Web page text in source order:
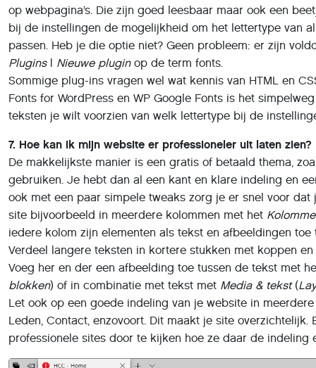
op webpagina’s. Die zijn goed leesbaar maar ook een
bij de instellingen de mogelijkheid om het lettertype van
passen. Heb je die optie niet? Geen probleem: er zijn
Plugins| Nieuwe pluginop de term fonts.
Sommige plug-ins vragen wel wat kennis van HTML en
Fonts for WordPress en WP Google Fonts is het
teksten je wilt voorzien van welk lettertype bij de
7. Hoe kan ik mijn website er professioneler uit laten zien?
De makkelijkste manier is een gratis of betaald thema,
gebruiken. Je hebt dan al een kant en klare indeling en
ook met een paar simpele tweaks zorg je er snel voor dat
site bijvoorbeeld in meerdere kolommen met het
iedere kolom zijn elementen als tekst en afbeeldingen toe
Verdeel langere teksten in kortere stukken met koppen
Voeg her en der een afbeelding toe tussen de tekst met
blokken) of in combinatie met tekst met Media & tekst(
Let ook op een goede indeling van je website in meerdere
Leden, Contact, enzovoort. Dit maakt je site
professionele sites door te kijken hoe ze daar de indeling